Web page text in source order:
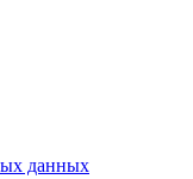
данных